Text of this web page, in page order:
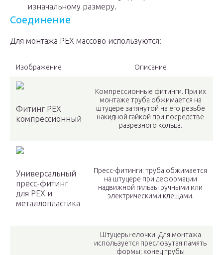
изначальному размеру.
Соединение
Для монтажа PEX массово используются:
Изображение Описание
Фитинг PEX
компрессионный
Компрессионные фитинги. При их
монтаже труба обжимается на
штуцере затянутой на его резьбе
накидной гайкой при посредстве
разрезного кольца.
Универсальный
пресс-фитинг
для PEX и
металлопластика
Пресс-фитинги: труба обжимается
на штуцере при деформации
надвижной гильзы ручными или
электрическими клещами.
Штуцеры-елочки. Для монтажа
используется пресловутая память
формы: конец трубы